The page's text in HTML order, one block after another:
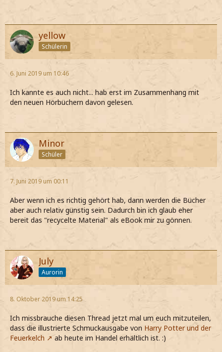
yellow
Schülerin
6. Juni 2019 um 10:46
Ich kannte es auch nicht... hab erst im Zusammenhang mit
den neuen Hörbüchern davon gelesen.
Minor
Schüler
7. Juni 2019 um 00:11
Aber wenn ich es richtig gehört hab, dann werden die Bücher
aber auch relativ günstig sein. Dadurch bin ich glaub eher
bereit das "recycelte Material" als eBook mir zu gönnen.
July
Aurorin
8. Oktober 2019 um 14:25
Ich missbrauche diesen Thread jetzt mal um euch mitzuteilen,
dass die illustrierte Schmuckausgabe von Harry Potter und der
Feuerkelch
ab heute im Handel erhältlich ist. :)